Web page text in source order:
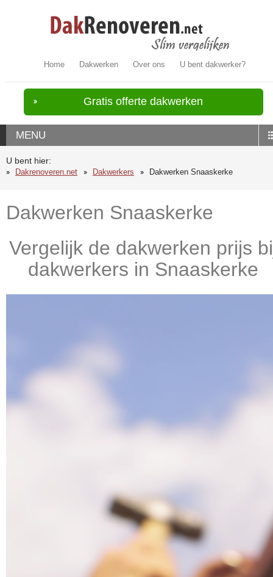
Home Dakwerken Over ons U bent dakwerker?
Gratis offerte dakwerken
MENU
U bent hier:
Dakrenoveren.net
Dakwerkers Dakwerken Snaaskerke
Dakwerken Snaaskerke
Vergelijk de dakwerken prijs
dakwerkers in Snaaskerke